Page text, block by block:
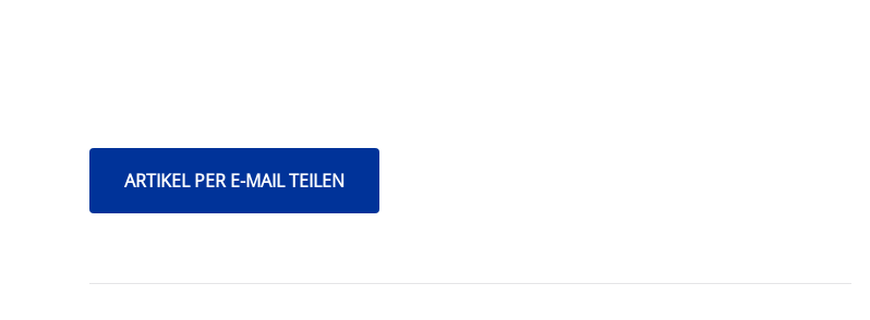
ARTIKEL PER E-MAIL TEILEN